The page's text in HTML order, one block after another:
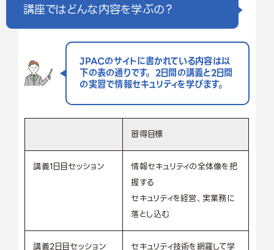
講座ではどんな内容を学ぶの？
JPACのサイトに書かれている内容は以
下の表の通りです。 2日間の講義と2日間
の実習で情報セキュリティを学びます。
習得目標
講義1日目セッション
情報セキュリティの全体像を把
握する
セキュリティを経営、実業務に
落とし込む
講義2日目セッション
セキュリティ技術を網羅して学